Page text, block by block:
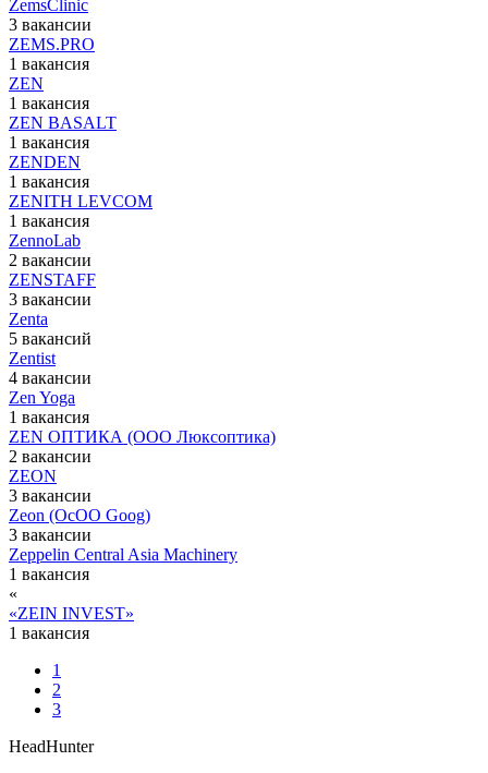
ZemsClinic
3 вакансии
ZEMS.PRO
1 вакансия
ZEN
1 вакансия
ZEN BASALT
1 вакансия
ZENDEN
1 вакансия
ZENITH LEVCOM
1 вакансия
ZennoLab
2 вакансии
ZENSTAFF
3 вакансии
Zenta
5 вакансий
Zentist
4 вакансии
Zen Yoga
1 вакансия
ZEN ОПТИКА (ООО Люксоптика)
2 вакансии
ZEON
3 вакансии
Zeon (ОсОО Goog)
3 вакансии
Zeppelin Central Asia Machinery
1 вакансия
«
«ZEIN INVEST»
1 вакансия
1
2
3
HeadHunter